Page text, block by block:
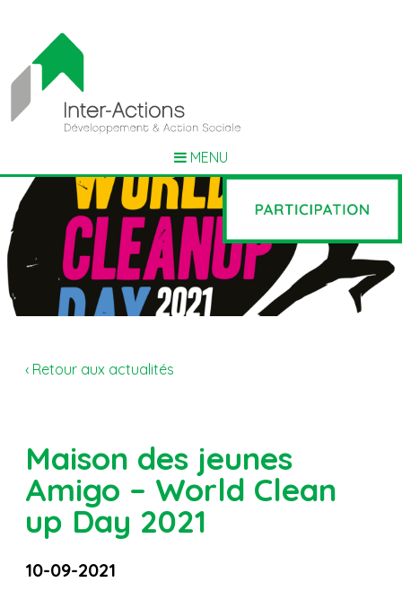
MENU
‹ Retour aux actualités
Maison des jeunes
Amigo – World Clean
up Day 2021
10-09-2021